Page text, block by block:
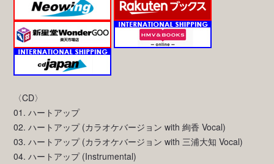
〈CD〉
01. ハートアップ
02. ハートアップ (カラオケバージョン with 絢香 Vocal)
03. ハートアップ (カラオケバージョン with 三浦大知 Vocal)
04. ハートアップ (Instrumental)